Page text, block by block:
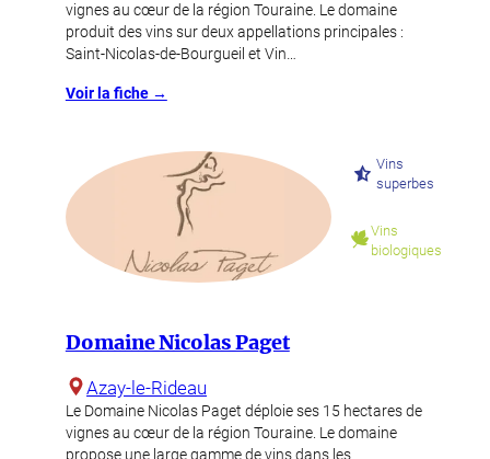
vignes au cœur de la région Touraine. Le domaine
produit des vins sur deux appellations principales :
Saint-Nicolas-de-Bourgueil et Vin…
Voir la fiche →
Vins
superbes
Vins
biologiques
Domaine Nicolas Paget
Azay-le-Rideau
Le Domaine Nicolas Paget déploie ses 15 hectares de
vignes au cœur de la région Touraine. Le domaine
propose une large gamme de vins dans les